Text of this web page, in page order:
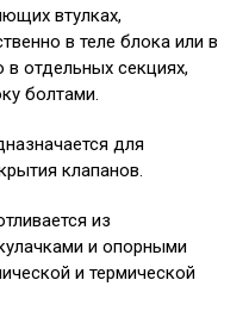
втулках,
в теле блока или в
отдельных секциях,
болтами.
для
клапанов.
из
и опорными
и термической